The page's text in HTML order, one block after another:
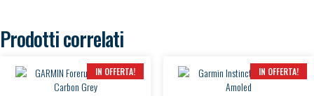
Prodotti correlati
IN OFFERTA! IN OFFERTA!